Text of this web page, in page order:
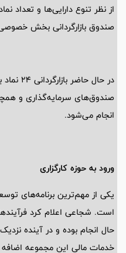
از نظر تنوع دارایی‌ها و
صندوق بازارگردانی بخش
در حال
صندوق‌های سرمایه‌گذاری و
انجام می‌شود.
ورود به حوزه کارگزاری
یکی از مهم‌ترین برنامه‌های
است. شجاعی اعلام کرد
حال انجام بوده و در آینده
خدمات مالی این مجموعه